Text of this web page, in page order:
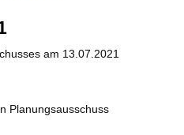
am 13.07.2021
Planungsausschuss